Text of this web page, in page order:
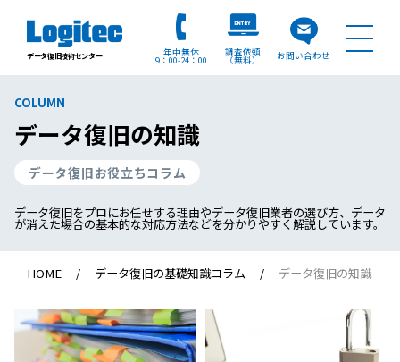
データ復旧技術センター 年中無休
9：00 24：00
調査依頼
（無料） お問い合わせ
COLUMN
データ復旧の知識
データ復旧お役立ちコラム
データ復旧をプロにお任せする理由やデータ復旧業者の選び方、データ
が消えた場合の基本的な対応方法などを分かりやすく解説しています。
HOME データ復旧の基礎知識コラム データ復旧の知識